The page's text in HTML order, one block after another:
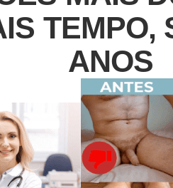
TEMPO,
ANOS